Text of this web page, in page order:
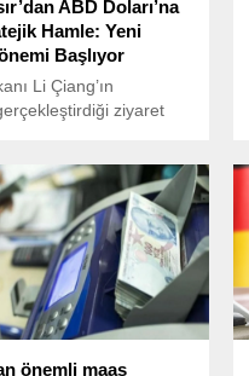
ABD Doları’na
Hamle: Yeni
Başlıyor
Li Çiang’ın
ziyaret
önemli maaş